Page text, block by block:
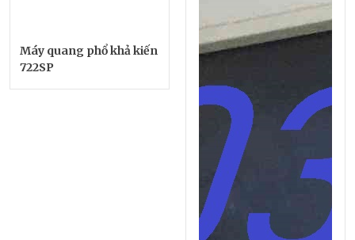
Máy quang phổ khả kiến
722SP